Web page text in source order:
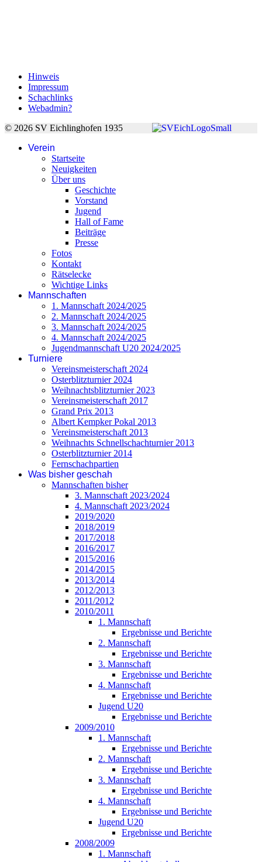
Hinweis
Impressum
Schachlinks
Webadmin?
© 2026 SV Eichlinghofen 1935
Verein
Startseite
Neuigkeiten
Über uns
Geschichte
Vorstand
Jugend
Hall of Fame
Beiträge
Presse
Fotos
Kontakt
Rätselecke
Wichtige Links
Mannschaften
1. Mannschaft 2024/2025
2. Mannschaft 2024/2025
3. Mannschaft 2024/2025
4. Mannschaft 2024/2025
Jugendmannschaft U20 2024/2025
Turniere
Vereinsmeisterschaft 2024
Osterblitzturnier 2024
Weihnachtsblitzturnier 2023
Vereinsmeisterschaft 2017
Grand Prix 2013
Albert Kempker Pokal 2013
Vereinsmeisterschaft 2013
Weihnachts Schnellschachturnier 2013
Osterblitzturnier 2014
Fernschachpartien
Was bisher geschah
Mannschaften bisher
3. Mannschaft 2023/2024
4. Mannschaft 2023/2024
2019/2020
2018/2019
2017/2018
2016/2017
2015/2016
2014/2015
2013/2014
2012/2013
2011/2012
2010/2011
1. Mannschaft
Ergebnisse und Berichte
2. Mannschaft
Ergebnisse und Berichte
3. Mannschaft
Ergebnisse und Berichte
4. Mannschaft
Ergebnisse und Berichte
Jugend U20
Ergebnisse und Berichte
2009/2010
1. Mannschaft
Ergebnisse und Berichte
2. Mannschaft
Ergebnisse und Berichte
3. Mannschaft
Ergebnisse und Berichte
4. Mannschaft
Ergebnisse und Berichte
Jugend U20
Ergebnisse und Berichte
2008/2009
1. Mannschaft